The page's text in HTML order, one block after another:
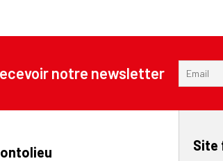
notre newsletter
Site